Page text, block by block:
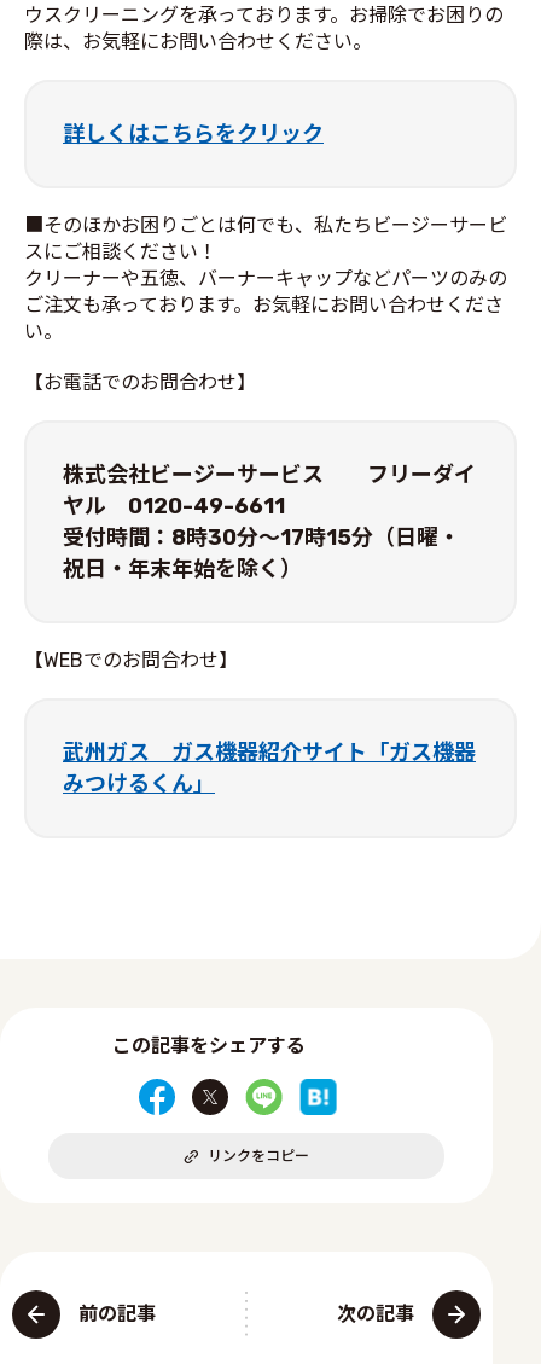
ウスクリーニングを承っております。お掃除でお困りの
際は、お気軽にお問い合わせください。
詳しくはこちらをクリック
■そのほかお困りごとは何でも、私たちビージーサービ
スにご相談ください！
クリーナーや五徳、バーナーキャップなどパーツのみの
ご注文も承っております。お気軽にお問い合わせくださ
い。
【お電話でのお問合わせ】
株式会社ビージーサービス フリーダイ
ヤル 0120-49-6611
受付時間：8時30分～17時15分（日曜・
祝日・年末年始を除く）
【WEBでのお問合わせ】
武州ガス ガス機器紹介サイト「ガス機器
みつけるくん」
この記事をシェアする
リンクをコピー
前の記事 次の記事